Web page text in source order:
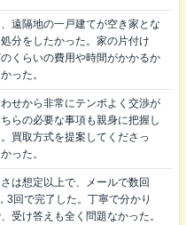
遠隔地の一戸建てが空き家とな
分をしたかった。家の片付け
くらいの費用や時間がかかるか
った。
せから非常にテンポよく交渉が
らの必要な事項も親身に把握し
買取方式を提案してくださっ
った。
は想定以上で、メールで数回
3回で完了した。丁寧で分かり
受け答えも全く問題なかった。